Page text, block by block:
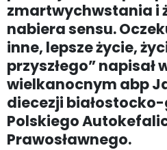
zmartwychwstania i
nabiera sensu.
inne, lepsze życie,
przyszłego” napisał
wielkanocnym abp
diecezji
Polskiego
Prawosławnego.